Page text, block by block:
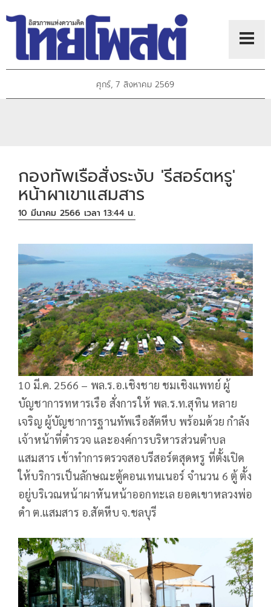
ศุกร์, 7 สิงหาคม 2569
กองทัพเรือสั่งระงับ 'รีสอร์ตหรู'
หน้าผาเขาแสมสาร
10 มีนาคม 2566 เวลา 13:44 น.
10 มี.ค. 2566 – พล.ร.อ.เชิงชาย ชมเชิงแพทย์ ผู้
บัญชาการทหารเรือ สั่งการให้ พล.ร.ท.สุทิน หลาย
เจริญ ผู้บัญชาการฐานทัพเรือสัตหีบ พร้อมด้วย กำลัง
เจ้าหน้าที่ตำรวจ และองค์การบริหารส่วนตำบล
แสมสาร เข้าทำการตรวจสอบรีสอร์ตสุดหรู ที่ตั้งเปิด
ให้บริการเป็นลักษณะตู้คอนเทนเนอร์ จำนวน 6 ตู้ ตั้ง
อยู่บริเวณหน้าผาหันหน้าออกทะเล ยอดเขาหลวงพ่อ
ดำ ต.แสมสาร อ.สัตหีบ จ.ชลบุรี